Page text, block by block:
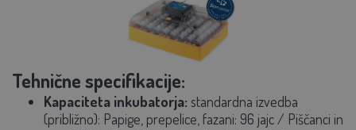
Tehnične specifikacije:
Kapaciteta inkubatorja: standardna izvedba
(približno): Papige, prepelice, fazani: 96 jajc / Piščanci in